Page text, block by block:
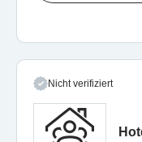
Nicht verifiziert